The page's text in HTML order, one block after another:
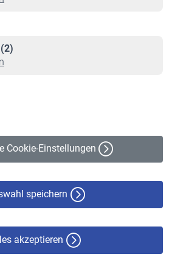
Cookie-Einstellungen
speichern
akzeptieren